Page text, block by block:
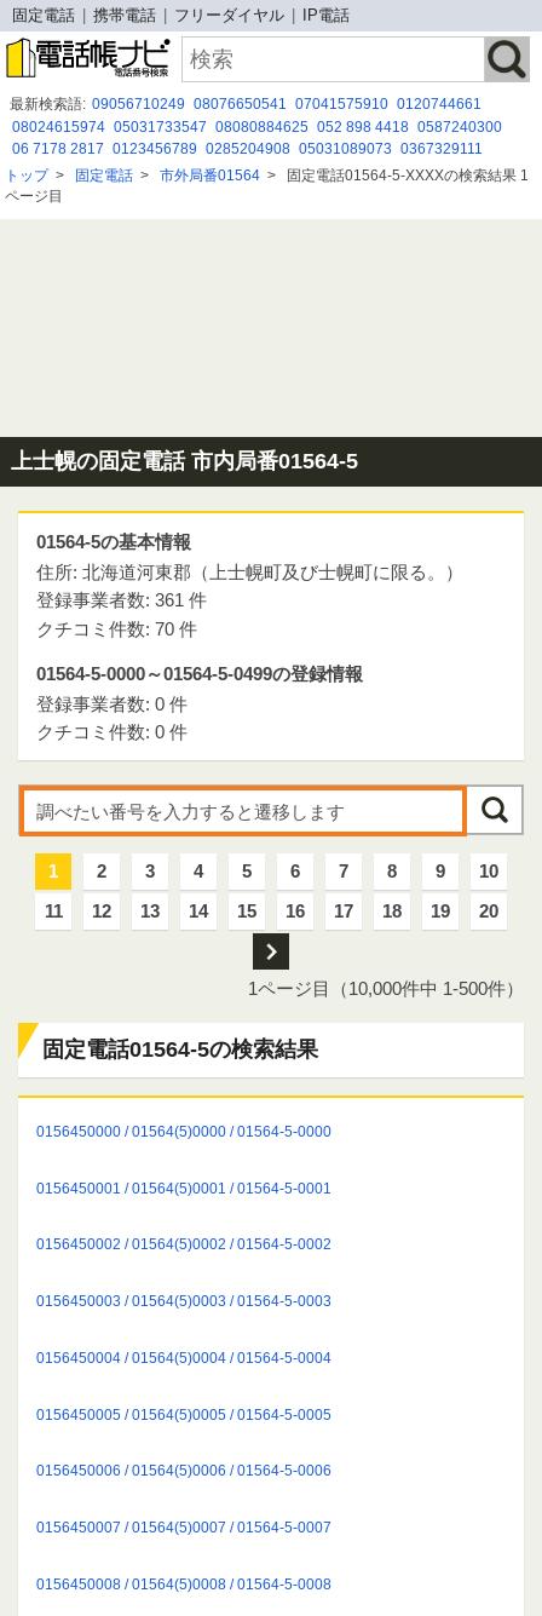
固定電話 携帯電話 フリーダイヤル IP電話
最新検索語: 09056710249 08076650541 07041575910 0120744661
08024615974 05031733547 08080884625 052 898 4418 0587240300
06 7178 2817 0123456789 0285204908 05031089073 0367329111
08094187172
07010646333 07033132462 05031876156 0363635473
08002002023
トップ> 固定電話 > 市外局番01564 > 固定電話01564-5-XXXXの検索結果 1
ページ目
上士幌の固定電話 市内局番01564-5
01564-5の基本情報
住所: 北海道河東郡（上士幌町及び士幌町に限る。）
登録事業者数: 361 件
クチコミ件数: 70 件
01564-5-0000～01564-5-0499の登録情報
登録事業者数: 0 件
クチコミ件数: 0 件
1 2 3 4 5 6 7 8 9
10
11
12 13 14 15 16 17 18 19
20
次
1ページ目（10,000件中 1-500件）
固定電話01564-5の検索結果
0156450000 / 01564(5)0000 / 01564-5-0000
0156450001 / 01564(5)0001 / 01564-5-0001
0156450002 / 01564(5)0002 / 01564-5-0002
0156450003 / 01564(5)0003 / 01564-5-0003
0156450004 / 01564(5)0004 / 01564-5-0004
0156450005 / 01564(5)0005 / 01564-5-0005
0156450006 / 01564(5)0006 / 01564-5-0006
0156450007 / 01564(5)0007 / 01564-5-0007
0156450008 / 01564(5)0008 / 01564-5-0008